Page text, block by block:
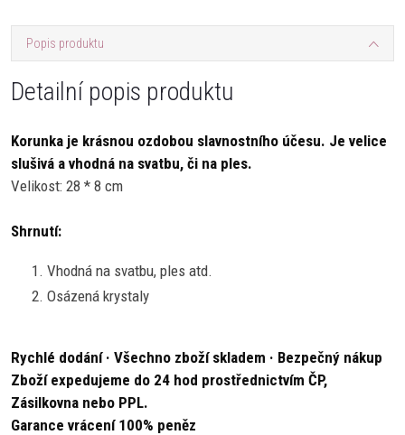
Popis produktu
Detailní popis produktu
Korunka je krásnou ozdobou slavnostního účesu. Je velice
slušivá a vhodná na svatbu, či na ples.
Velikost: 28 * 8 cm
Shrnutí:
Vhodná na svatbu, ples atd.
Osázená krystaly
Rychlé dodání · Všechno zboží skladem · Bezpečný nákup
Zboží expedujeme do 24 hod prostřednictvím ČP,
Zásilkovna nebo PPL.
Garance vrácení 100% peněz